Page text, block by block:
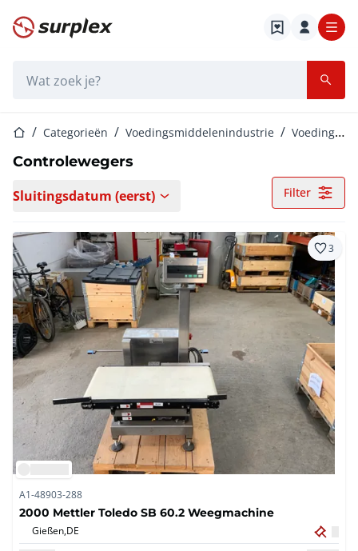
Startpagina
StartpaginaCategorieën Voedingsmiddelenindustrie Voedingsmiddelenmachines
Controlewegers
Sluitingsdatum (eerst) Filter
3
A1-48903-288
2000 Mettler Toledo SB 60.2 Weegmachine
Gießen,DE